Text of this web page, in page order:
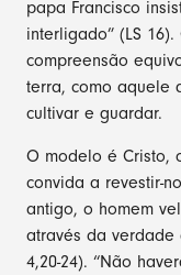
papa Francisco
interligado” (LS
compreensão
terra, como aquele
cultivar e guardar.
O modelo é Cristo,
convida a revestir-
antigo, o homem
através da verdade
4,20-24). “Não